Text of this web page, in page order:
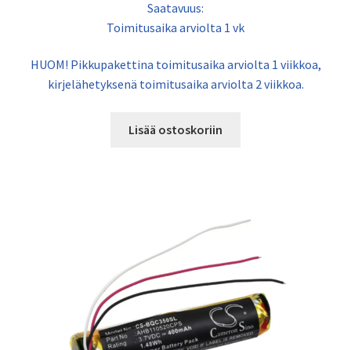
Saatavuus:
Toimitusaika arviolta 1 vk
HUOM! Pikkupakettina toimitusaika arviolta 1 viikkoa,
kirjelähetyksenä toimitusaika arviolta 2 viikkoa.
Lisää ostoskoriin